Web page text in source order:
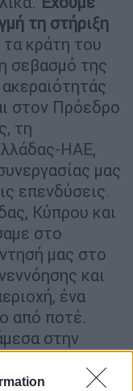
τη στήριξη
κράτη του
σεβασμό της
στον Πρόεδρο
τη
ΗΑΕ,
μας
επενδύσεις.
Κύπρου και
στο
μας στο
και
ένα
από ποτέ.
στην
τον Κόλπο με
στην